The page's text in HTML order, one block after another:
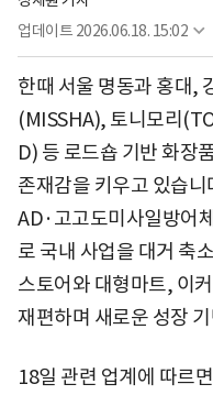
업데이트 2026.06.18. 15:02
한때 서울 명동과 홍대,
(MISSHA), 토니모리
D) 등 로드숍 기반 화장
존재감을 키우고 있습
AD·고고도미사일방어
로 국내 사업을 대거 축
스토어와 대형마트, 이
재편하며 새로운 성장
18일 관련 업계에 따르면